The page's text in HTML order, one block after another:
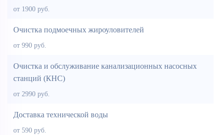
от 1900 руб.
Очистка подмоечных жироуловителей
от 990 руб.
Очистка и обслуживание канализационных насосных
станций (КНС)
от 2990 руб.
Доставка технической воды
от 590 руб.